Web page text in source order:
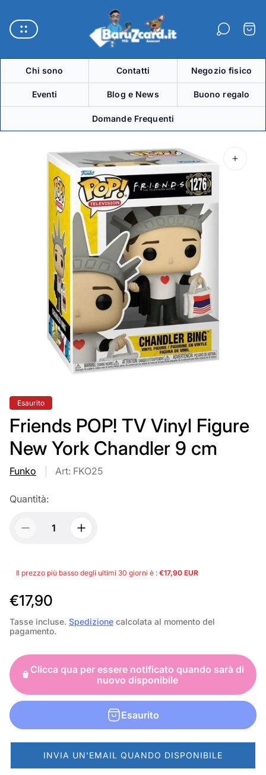
del
negozio"
Chi sono Contatti Negozio fisico
Eventi Blog e News Buono regalo
Domande Frequenti
Etichetta
del
prodotto:
Esaurito
Friends POP! TV Vinyl Figure
New York Chandler 9 cm
Funko Art: FKO25
Quantità:
Il prezzo più basso degli ultimi 30 giorni è : €17,90 EUR
P
r
e
z
z
o
n
o
r
m
€17,90
Tasse incluse. Spedizione calcolata al momento del
pagamento.
Clicca qua per essere notificato quando sarà di
nuovo disponibile
Esaurito
INVIA UN'EMAIL QUANDO DISPONIBILE